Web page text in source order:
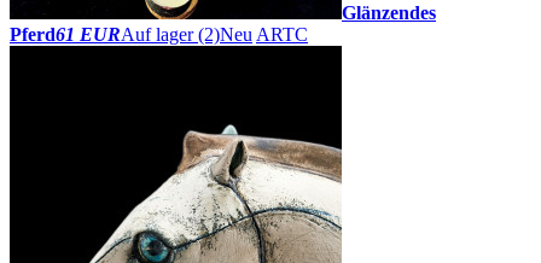
Glänzendes
Pferd61 EURAuf lager (2)Neu ARTC